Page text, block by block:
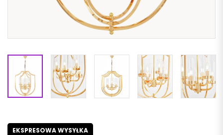
EKSPRESOWA WYSYŁKA